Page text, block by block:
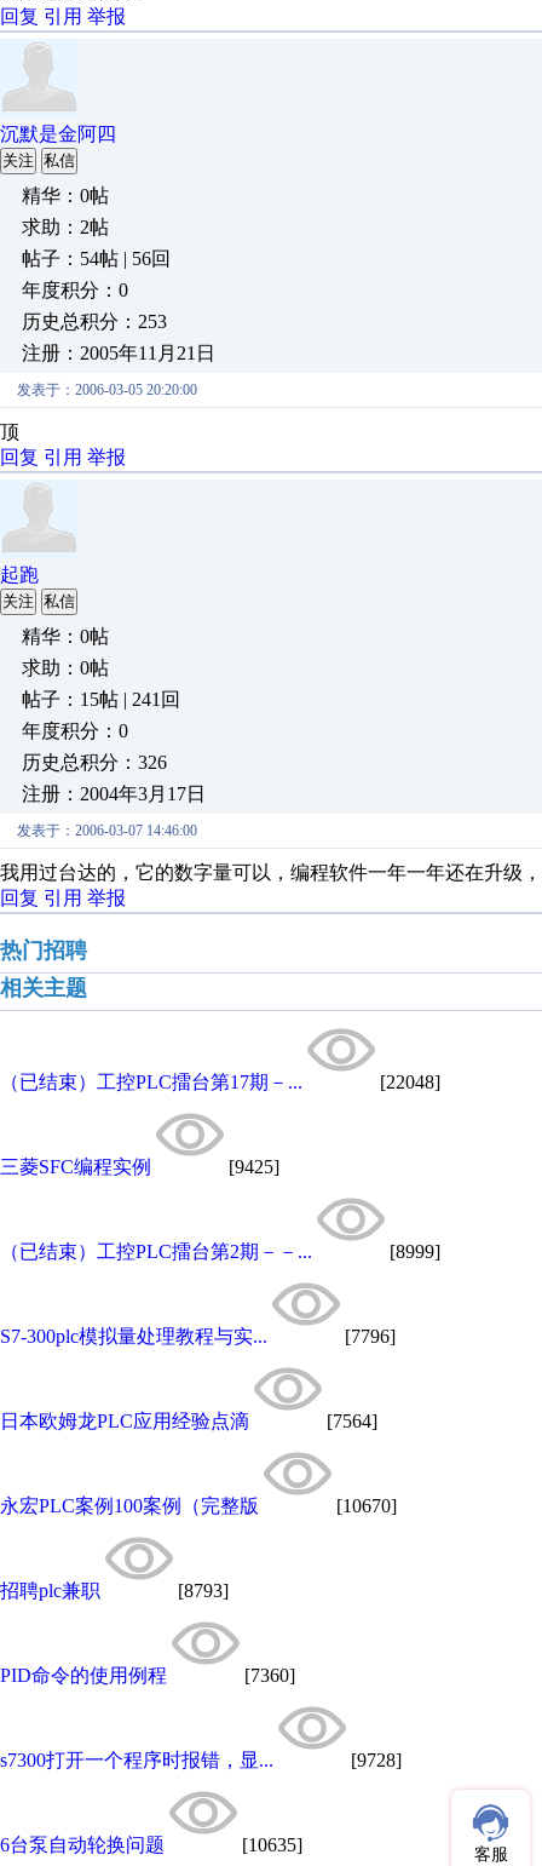
回复 引用 举报
沉默是金阿四
关注 私信
精华：0帖
求助：2帖
帖子：54帖 | 56回
年度积分：0
历史总积分：253
注册：2005年11月21日
发表于：2006-03-05 20:20:00
顶
回复 引用 举报
起跑
关注 私信
精华：0帖
求助：0帖
帖子：15帖 | 241回
年度积分：0
历史总积分：326
注册：2004年3月17日
发表于：2006-03-07 14:46:00
我用过台达的，它的数字量可以，编程软件一年一年还在升级
回复 引用 举报
热门招聘
相关主题
（已结束）工控PLC擂台第17期－... [22048]
三菱SFC编程实例 [9425]
（已结束）工控PLC擂台第2期－－... [8999]
S7-300plc模拟量处理教程与实... [7796]
日本欧姆龙PLC应用经验点滴 [7564]
永宏PLC案例100案例（完整版 [10670]
招聘plc兼职 [8793]
PID命令的使用例程 [7360]
s7300打开一个程序时报错，显... [9728]
6台泵自动轮换问题 [10635] 客服